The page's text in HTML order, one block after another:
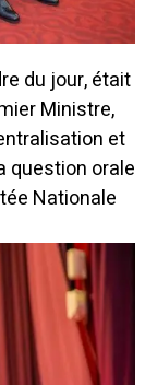
du jour, était
Ministre,
et
question orale
Nationale